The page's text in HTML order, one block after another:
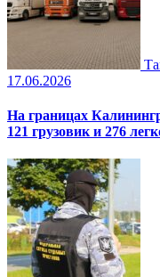
17.06.2026
На границах
121 грузовик и 276